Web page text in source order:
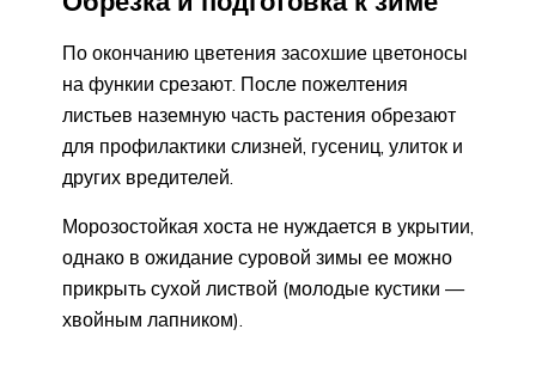
По окончанию цветения засохшие цветоносы
на функии срезают. После пожелтения
листьев наземную часть растения обрезают
для профилактики слизней, гусениц, улиток и
других вредителей.
Морозостойкая хоста не нуждается в укрытии,
однако в ожидание суровой зимы ее можно
прикрыть сухой листвой (молодые кустики —
хвойным лапником).